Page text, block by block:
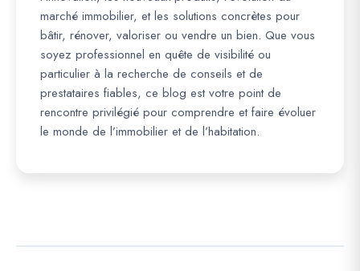
marché immobilier, et les solutions concrètes pour
bâtir, rénover, valoriser ou vendre un bien. Que vous
soyez professionnel en quête de visibilité ou
particulier à la recherche de conseils et de
prestataires fiables, ce blog est votre point de
rencontre privilégié pour comprendre et faire évoluer
le monde de l’immobilier et de l’habitation.